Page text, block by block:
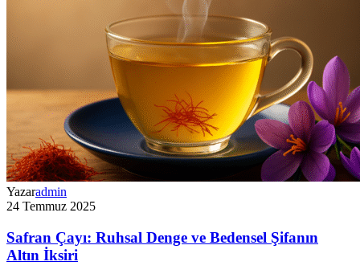
Yazaradmin
24 Temmuz 2025
Safran Çayı: Ruhsal Denge ve Bedensel Şifanın
Altın İksiri